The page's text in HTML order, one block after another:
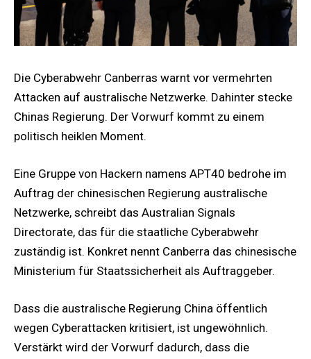
Die Cyberabwehr Canberras warnt vor vermehrten
Attacken auf australische Netzwerke. Dahinter stecke
Chinas Regierung. Der Vorwurf kommt zu einem
politisch heiklen Moment.
Eine Gruppe von Hackern namens APT40 bedrohe im
Auftrag der chinesischen Regierung australische
Netzwerke, schreibt das Australian Signals
Directorate, das für die staatliche Cyberabwehr
zuständig ist. Konkret nennt Canberra das chinesische
Ministerium für Staatssicherheit als Auftraggeber.
Dass die australische Regierung China öffentlich
wegen Cyberattacken kritisiert, ist ungewöhnlich.
Verstärkt wird der Vorwurf dadurch, dass die